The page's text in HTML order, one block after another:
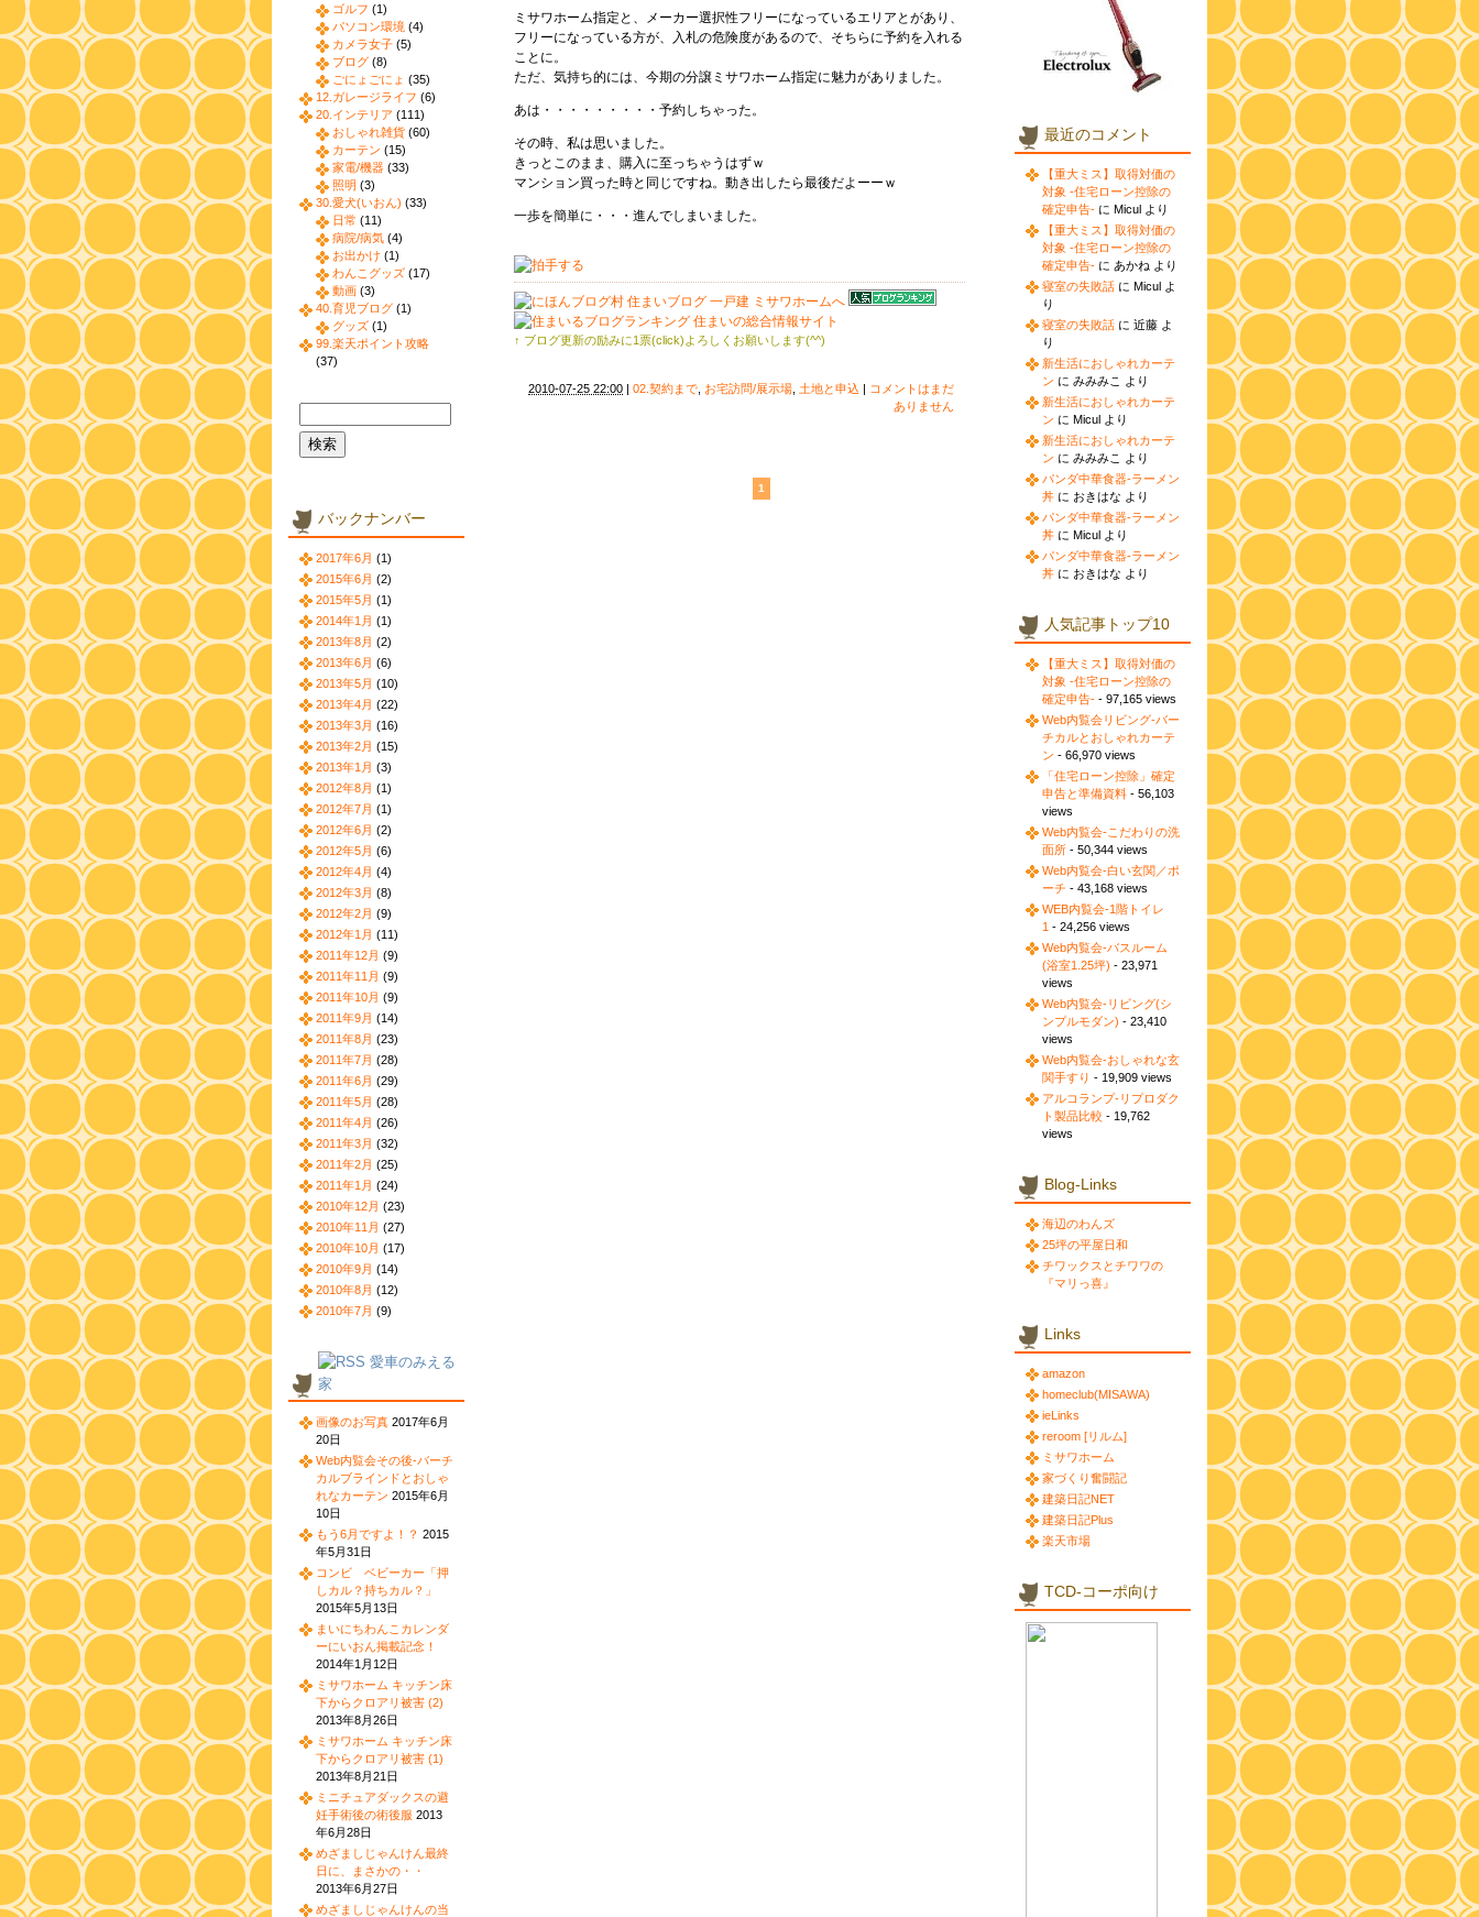
ミサワホーム指定と、メーカー選択性フリーになっているエリアとがあり、
フリーになっている方が、入札の危険度があるので、そちらに予約を入れる
ことに。
ただ、気持ち的には、今期の分譲ミサワホーム指定に魅力がありました。
あは・・・・・・・・・予約しちゃった。
その時、私は思いました。
きっとこのまま、購入に至っちゃうはずｗ
マンション買った時と同じですね。動き出したら最後だよーーｗ
一歩を簡単に・・・進んでしまいました。
↑ ブログ更新の励みに1票(click)よろしくお願いします(^^)
2010-07-25 22:00 | 02.契約まで お宅訪問/展示場 土地と申込 | コメントはまだ
ありません
1
ゴルフ (1)
パソコン環境 (4)
カメラ女子 (5)
ブログ (8)
ごにょごにょ (35)
12.ガレージライフ (6)
20.インテリア (111)
おしゃれ雑貨 (60)
カーテン (15)
家電/機器 (33)
照明 (3)
30.愛犬(いおん) (33)
日常 (11)
病院/病気 (4)
お出かけ (1)
わんこグッズ (17)
動画 (3)
40.育児ブログ (1)
グッズ (1)
99.楽天ポイント攻略
(37)
バックナンバー
2017年6月 (1)
2015年6月 (2)
2015年5月 (1)
2014年1月 (1)
2013年8月 (2)
2013年6月 (6)
2013年5月 (10)
2013年4月 (22)
2013年3月 (16)
2013年2月 (15)
2013年1月 (3)
2012年8月 (1)
2012年7月 (1)
2012年6月 (2)
2012年5月 (6)
2012年4月 (4)
2012年3月 (8)
2012年2月 (9)
2012年1月 (11)
2011年12月 (9)
2011年11月 (9)
2011年10月 (9)
2011年9月 (14)
2011年8月 (23)
2011年7月 (28)
2011年6月 (29)
2011年5月 (28)
2011年4月 (26)
2011年3月 (32)
2011年2月 (25)
2011年1月 (24)
2010年12月 (23)
2010年11月 (27)
2010年10月 (17)
2010年9月 (14)
2010年8月 (12)
2010年7月 (9)
愛車のみえる
家
画像のお写真 2017年6月
20日
Web内覧会その後-バーチ
カルブラインドとおしゃ
れなカーテン 2015年6月
10日
もう6月ですよ！？ 2015
年5月31日
コンビ ベビーカー「押
しカル？持ちカル？」
2015年5月13日
まいにちわんこカレンダ
ーにいおん掲載記念！
2014年1月12日
ミサワホーム キッチン床
下からクロアリ被害 (2)
2013年8月26日
ミサワホーム キッチン床
下からクロアリ被害 (1)
2013年8月21日
ミニチュアダックスの避
妊手術後の術後服 2013
年6月28日
めざましじゃんけん最終
日に、まさかの・・
2013年6月27日
めざましじゃんけんの当
最近のコメント
【重大ミス】取得対価の
対象 -住宅ローン控除の
確定申告- に Micul より
【重大ミス】取得対価の
対象 -住宅ローン控除の
確定申告- に あかね より
寝室の失敗話 に Micul よ
り
寝室の失敗話 に 近藤 よ
り
新生活におしゃれカーテ
ン に みみみこ より
新生活におしゃれカーテ
ン に Micul より
新生活におしゃれカーテ
ン に みみみこ より
パンダ中華食器-ラーメン
丼 に おきはな より
パンダ中華食器-ラーメン
丼 に Micul より
パンダ中華食器-ラーメン
丼 に おきはな より
人気記事トップ10
【重大ミス】取得対価の
対象 -住宅ローン控除の
確定申告- - 97,165 views
Web内覧会リビング-バー
チカルとおしゃれカーテ
ン - 66,970 views
「住宅ローン控除」確定
申告と準備資料 - 56,103
views
Web内覧会-こだわりの洗
面所 - 50,344 views
Web内覧会-白い玄関／ポ
ーチ - 43,168 views
WEB内覧会-1階トイレ
1 - 24,256 views
Web内覧会-バスルーム
(浴室1.25坪) - 23,971
views
Web内覧会-リビング(シ
ンプルモダン) - 23,410
views
Web内覧会-おしゃれな玄
関手すり - 19,909 views
アルコランプ-リプロダク
ト製品比較 - 19,762
views
Blog-Links
海辺のわんズ
25坪の平屋日和
チワックスとチワワの
『マリっ喜』
Links
amazon
homeclub(MISAWA)
ieLinks
reroom [リルム]
ミサワホーム
家づくり奮闘記
建築日記NET
建築日記Plus
楽天市場
TCD-コーポ向け